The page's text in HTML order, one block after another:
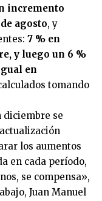
incremento
agosto, y
7 % en
y luego un 6 %
en
tomando
diciembre se
los aumentos
en cada período,
se compensa»,
Juan Manuel